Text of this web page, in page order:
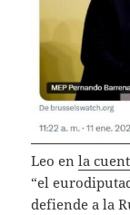
Leo enla
“el
defiende a la